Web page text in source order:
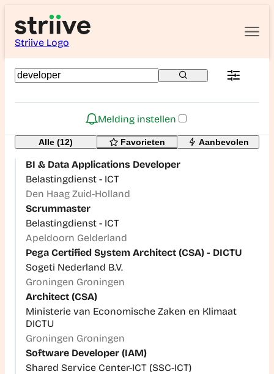
Striive Logo
Melding instellen
Alle (12) Favorieten Aanbevolen
BI & Data Applications Developer
Belastingdienst - ICT
Den Haag Zuid-Holland
Scrummaster
Belastingdienst - ICT
Apeldoorn Gelderland
Pega Certified System Architect (CSA) - DICTU
Sogeti Nederland B.V.
Groningen Groningen
Architect (CSA)
Ministerie van Economische Zaken en Klimaat
DICTU
Groningen Groningen
Software Developer (IAM)
Shared Service Center-ICT (SSC-ICT)